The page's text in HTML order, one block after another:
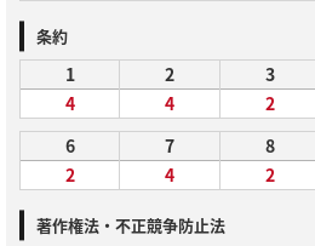
条約
1
4
2
4
3
2
6
2
7
4
8
2
著作権法・不正競争防止法